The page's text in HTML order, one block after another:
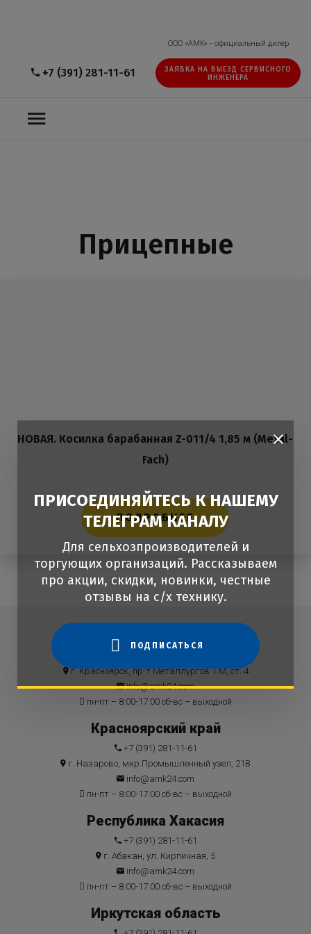
ООО «АМК» - официальный дилер
+7 (391) 281-11-61
ЗАЯВКА НА ВЫЕЗД СЕРВИСНОГО
ИНЖЕНЕРА
ПРИСОЕДИНЯЙТЕСЬ К НАШЕМУ
ТЕЛЕГРАМ КАНАЛУ
Для сельхозпроизводителей и
торгующих организаций. Рассказываем
про акции, скидки, новинки, честные
отзывы на с/х технику.
ПОДПИСАТЬСЯ
Прицепные
НОВАЯ. Косилка барабанная Z-011/4 1,85 м (Metal-
Fach)
ПОДРОБНЕЕ
Красноярский край
г. Красноярск, пр-т Металлургов 1 М, ст. 4
info@amk24.com
пн-пт – 8:00-17:00 сб-вс – выходной
Красноярский край
+7 (391) 281-11-61
г. Назарово, мкр.Промышленный узел, 21В
info@amk24.com
пн-пт – 8:00-17:00 сб-вс – выходной
Республика Хакасия
+7 (391) 281-11-61
г. Абакан, ул. Кирпичная, 5
info@amk24.com
пн-пт – 8:00-17:00 сб-вс – выходной
Иркутская область